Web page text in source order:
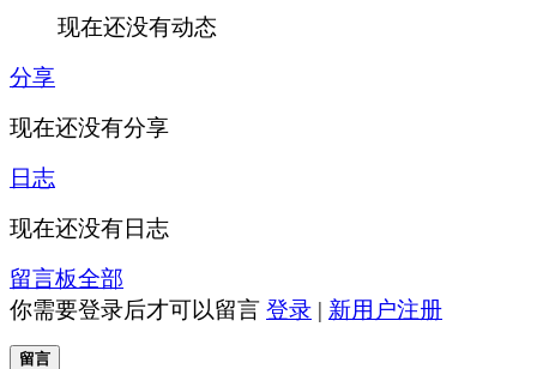
现在还没有动态
分享
现在还没有分享
日志
现在还没有日志
留言板全部
你需要登录后才可以留言 登录 | 新用户注册
留言